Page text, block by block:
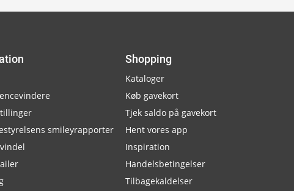
smileyrapporter
Shopping
Kataloger
Køb gavekort
Tjek saldo på gavekort
Hent vores app
Inspiration
Handelsbetingelser
Tilbagekaldelser